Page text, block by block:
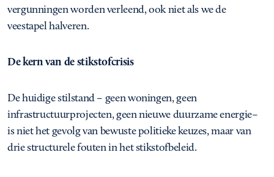
vergunningen worden verleend, ook niet als we de
veestapel halveren.
De kern van de stikstofcrisis
De huidige stilstand – geen woningen, geen
infrastructuurprojecten, geen nieuwe duurzame energie–
is niet het gevolg van bewuste politieke keuzes, maar van
drie structurele fouten in het stikstofbeleid.